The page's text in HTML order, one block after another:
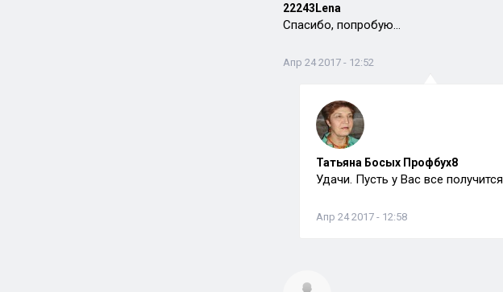
22243Lena
Спасибо, попробую…
Апр 24 2017 - 12:52
Татьяна Босых Профбух8
Удачи. Пусть у Вас все получится
Апр 24 2017 - 12:58